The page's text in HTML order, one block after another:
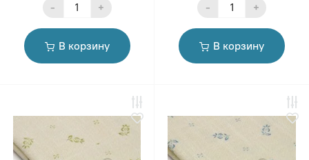
- +
В корзину
- +
В корзину